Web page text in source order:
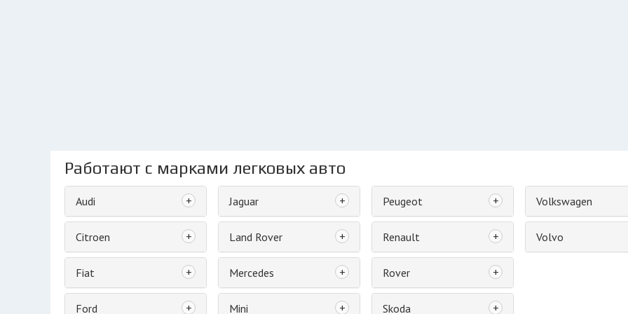
Работают с марками легковых авто
Audi +
Citroen +
Fiat +
Ford +
Jaguar +
Land Rover +
Mercedes +
Mini +
Peugeot +
Renault +
Rover +
Skoda +
Volkswagen
Volvo